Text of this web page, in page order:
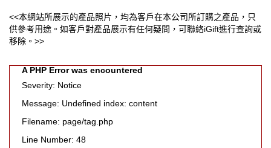
<<本網站所展示的產品照片，均為客戶在本公司所訂購之產品，只
供參考用途。如客戶對產品展示有任何疑問，可聯絡iGift進行查詢或
移除。>>
A PHP Error was encountered
Severity: Notice
Message: Undefined index: content
Filename: page/tag.php
Line Number: 48